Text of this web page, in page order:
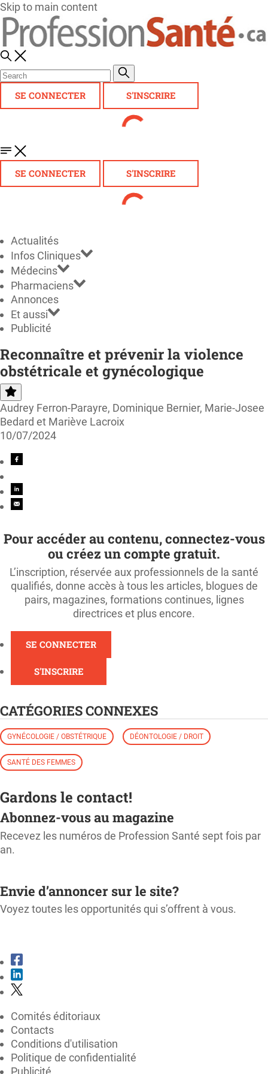
Skip to main content
SE CONNECTER S'INSCRIRE
SE CONNECTER S'INSCRIRE
Actualités
Infos Cliniques
Médecins
Pharmaciens
Annonces
Et aussi
Publicité
Reconnaître et prévenir la violence
obstétricale et gynécologique
Audrey Ferron-Parayre, Dominique Bernier, Marie-Josee
Bedard et Mariève Lacroix
10/07/2024
Pour accéder au contenu, connectez-vous
ou créez un compte gratuit.
L’inscription, réservée aux professionnels de la santé
qualifiés, donne accès à tous les articles, blogues de
pairs, magazines, formations continues, lignes
directrices et plus encore.
SE CONNECTER
S'INSCRIRE
CATÉGORIES CONNEXES
GYNÉCOLOGIE / OBSTÉTRIQUE DÉONTOLOGIE / DROIT
SANTÉ DES FEMMES
Gardons le contact!
Abonnez-vous au magazine
Recevez les numéros de Profession Santé sept fois par
an.
Envie d’annoncer sur le site?
Voyez toutes les opportunités qui s’offrent à vous.
Comités éditoriaux
Contacts
Conditions d'utilisation
Politique de confidentialité